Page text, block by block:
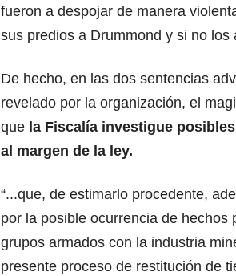
fueron a despojar de manera
sus predios a Drummond y si no los
De hecho, en las dos sentencias
revelado por la organización, el
que la Fiscalía investigue
al margen de la ley.
“...que, de estimarlo procedente,
por la posible ocurrencia de
grupos armados con la industria
presente proceso de restitución de